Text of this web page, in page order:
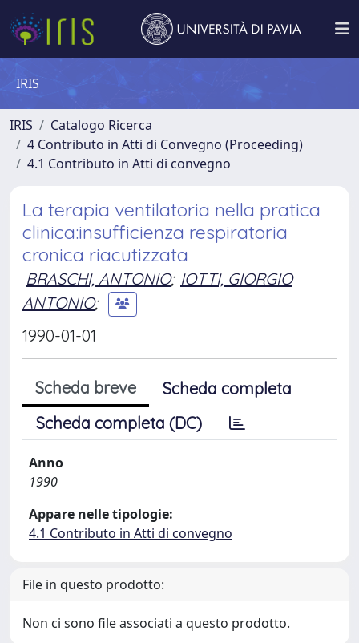
IRIS
IRIS
Catalogo Ricerca
4 Contributo in Atti di Convegno (Proceeding)
4.1 Contributo in Atti di convegno
La terapia ventilatoria nella pratica
clinica:insufficienza respiratoria
cronica riacutizzata
BRASCHI, ANTONIO; IOTTI, GIORGIO
ANTONIO;
1990-01-01
Scheda breve
Scheda completa
Scheda completa (DC)
Anno
1990
Appare nelle tipologie:
4.1 Contributo in Atti di convegno
File in questo prodotto:
Non ci sono file associati a questo prodotto.